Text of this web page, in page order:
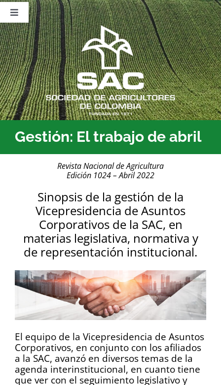
Saltar
contenido
Toggle
Navigation
Nosotros
Publicaciones
Sala de Prensa
Eventos
Gestión: El trabajo de abril
Revista Nacional de Agricultura
Edición 1024 – Abril 2022
Sinopsis de la gestión de la
Vicepresidencia de Asuntos
Corporativos de la SAC, en
materias legislativa, normativa y
de representación institucional.
El equipo de la Vicepresidencia de Asuntos
Corporativos, en conjunto con los afiliados
a la SAC, avanzó en diversos temas de la
agenda interinstitucional, en cuanto tiene
que ver con el seguimiento legislativo y